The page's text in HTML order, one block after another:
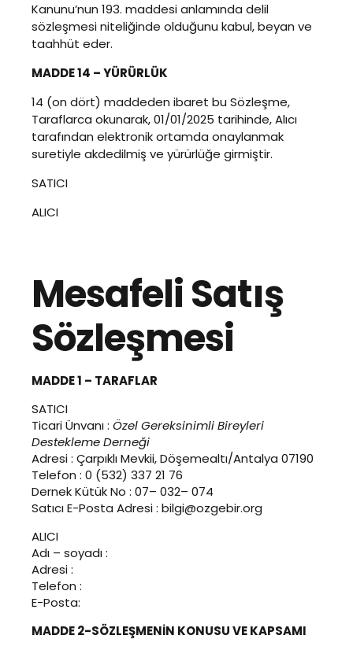
Kanunu’nun 193. maddesi anlamında delil
sözleşmesi niteliğinde olduğunu kabul, beyan ve
taahhüt eder.
MADDE 14 – YÜRÜRLÜK
14 (on dört) maddeden ibaret bu Sözleşme,
Taraflarca okunarak, 01/01/2025 tarihinde, Alıcı
tarafından elektronik ortamda onaylanmak
suretiyle akdedilmiş ve yürürlüğe girmiştir.
SATICI
ALICI
Mesafeli Satış
Sözleşmesi
MADDE 1 – TARAFLAR
SATICI
Ticari Ünvanı : Özel Gereksinimli Bireyleri
Destekleme Derneği
Adresi : Çarpıklı Mevkii, Döşemealtı/Antalya 07190
Telefon : 0 (532) 337 21 76
Dernek Kütük No : 07– 032– 074
Satıcı E-Posta Adresi : bilgi@ozgebir.org
ALICI
Adı – soyadı :
Adresi :
Telefon :
E-Posta:
MADDE 2-SÖZLEŞMENİN KONUSU VE KAPSAMI